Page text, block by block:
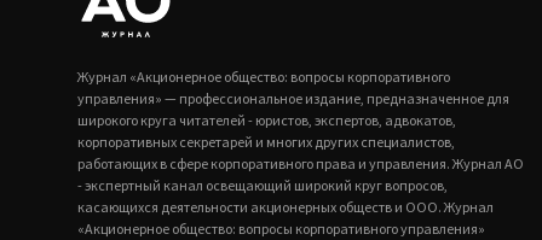
Журнал «Акционерное общество: вопросы корпоративного
управления» — профессиональное издание, предназначенное для
широкого круга читателей - юристов, экспертов, адвокатов,
корпоративных секретарей и многих других специалистов,
работающих в сфере корпоративного права и управления. Журнал АО
- экспертный канал освещающий широкий круг вопросов,
касающихся деятельности акционерных обществ и ООО. Журнал
«Акционерное общество: вопросы корпоративного управления»